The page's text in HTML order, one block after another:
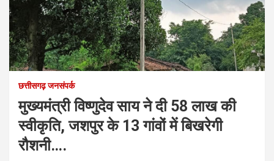
छत्तीसगढ़ जनसंपर्क
मुख्यमंत्री विष्णुदेव साय ने दी 58 लाख की
स्वीकृति, जशपुर के 13 गांवों में बिखरेगी
रौशनी….